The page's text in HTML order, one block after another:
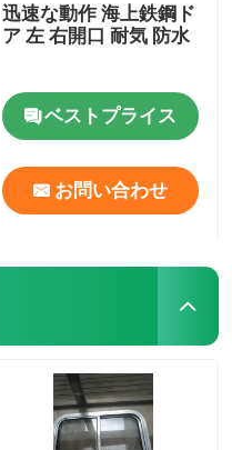
迅速な動作 海上鉄鋼ド
ア 左 右開口 耐気 防水
ベストプライス
お問い合わせ